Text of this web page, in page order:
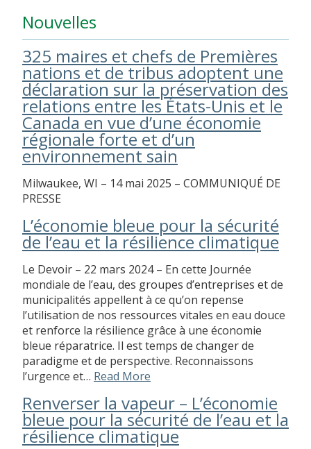
Nouvelles
325 maires et chefs de Premières
nations et de tribus adoptent une
déclaration sur la préservation des
relations entre les États-Unis et le
Canada en vue d’une économie
régionale forte et d’un
environnement sain
Milwaukee, WI – 14 mai 2025 – COMMUNIQUÉ DE
PRESSE
L’économie bleue pour la sécurité
de l’eau et la résilience climatique
Le Devoir – 22 mars 2024 – En cette Journée
mondiale de l’eau, des groupes d’entreprises et de
municipalités appellent à ce qu’on repense
l’utilisation de nos ressources vitales en eau douce
et renforce la résilience grâce à une économie
bleue réparatrice. Il est temps de changer de
paradigme et de perspective. Reconnaissons
l’urgence et… Read More
Renverser la vapeur – L’économie
bleue pour la sécurité de l’eau et la
résilience climatique